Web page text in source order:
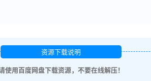
资源下载说明
使用百度网盘下载资源，不要在线解压！